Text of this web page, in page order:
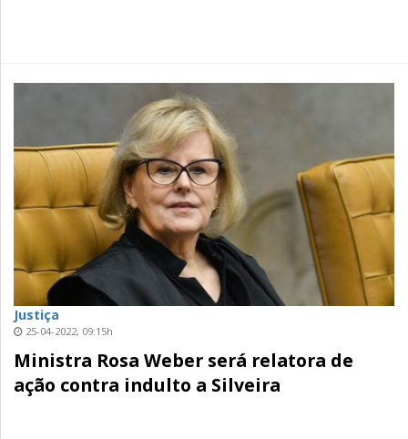
Justiça
25-04-2022, 09:15h
Ministra Rosa Weber será relatora de
ação contra indulto a Silveira